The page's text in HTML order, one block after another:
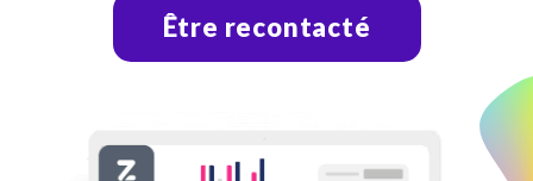
Être recontacté